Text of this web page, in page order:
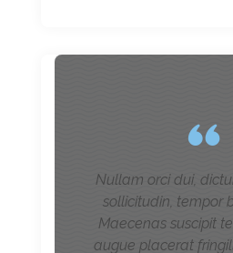
Nullam orci dui,
sollicitudin, tempor
Maecenas suscipit
augue placerat